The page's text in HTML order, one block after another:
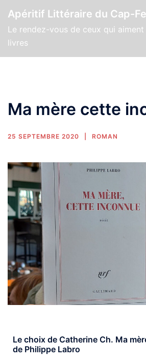
Apéritif Littéraire du Cap-
Le rendez-vous de ceux qui aiment
livres
Ma mère cette
25 SEPTEMBRE 2020 ROMAN
Le choix de Catherine Ch. Ma
de Philippe Labro